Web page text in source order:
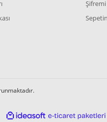
ideasoft